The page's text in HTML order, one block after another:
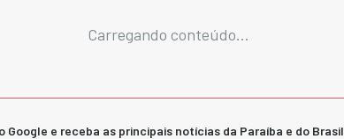
Carregando conteúdo...
Google e receba as principais notícias da Paraíba e do Brasil